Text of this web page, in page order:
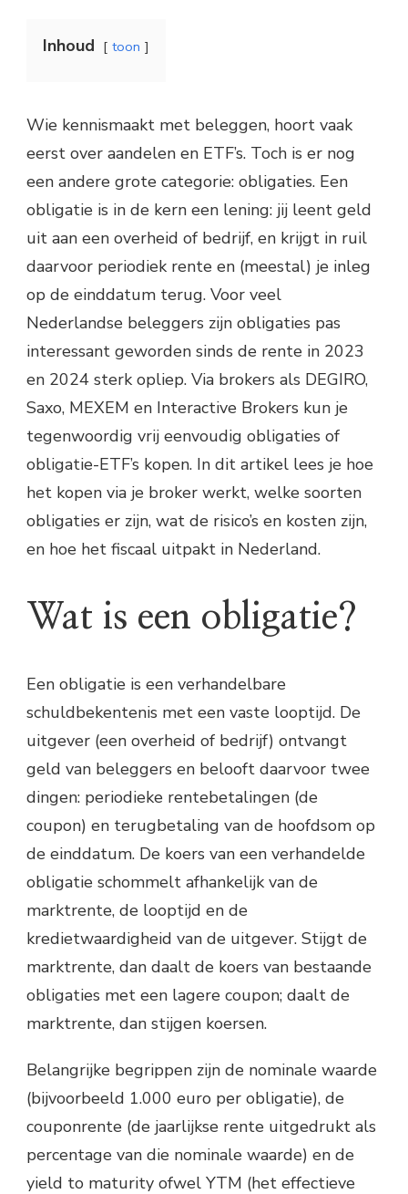
Inhoud toon
Wie kennismaakt met beleggen, hoort vaak
eerst over aandelen en ETF’s. Toch is er nog
een andere grote categorie: obligaties. Een
obligatie is in de kern een lening: jij leent geld
uit aan een overheid of bedrijf, en krijgt in ruil
daarvoor periodiek rente en (meestal) je inleg
op de einddatum terug. Voor veel
Nederlandse beleggers zijn obligaties pas
interessant geworden sinds de rente in 2023
en 2024 sterk opliep. Via brokers als DEGIRO,
Saxo, MEXEM en Interactive Brokers kun je
tegenwoordig vrij eenvoudig obligaties of
obligatie-ETF’s kopen. In dit artikel lees je hoe
het kopen via je broker werkt, welke soorten
obligaties er zijn, wat de risico’s en kosten zijn,
en hoe het fiscaal uitpakt in Nederland.
Wat is een obligatie?
Een obligatie is een verhandelbare
schuldbekentenis met een vaste looptijd. De
uitgever (een overheid of bedrijf) ontvangt
geld van beleggers en belooft daarvoor twee
dingen: periodieke rentebetalingen (de
coupon) en terugbetaling van de hoofdsom op
de einddatum. De koers van een verhandelde
obligatie schommelt afhankelijk van de
marktrente, de looptijd en de
kredietwaardigheid van de uitgever. Stijgt de
marktrente, dan daalt de koers van bestaande
obligaties met een lagere coupon; daalt de
marktrente, dan stijgen koersen.
Belangrijke begrippen zijn de nominale waarde
(bijvoorbeeld 1.000 euro per obligatie), de
couponrente (de jaarlijkse rente uitgedrukt als
percentage van die nominale waarde) en de
yield to maturity ofwel YTM (het effectieve